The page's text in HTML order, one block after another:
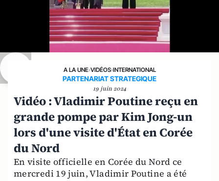
A LA UNE›VIDÉOS›INTERNATIONAL
PARTENARIAT STRATEGIQUE
19 juin 2024
Vidéo : Vladimir Poutine reçu en
grande pompe par Kim Jong-un
lors d'une visite d'État en Corée
du Nord
En visite officielle en Corée du Nord ce
mercredi 19 juin, Vladimir Poutine a été